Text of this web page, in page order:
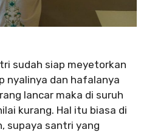
sudah siap meyetorkan
nyalinya dan hafalanya
lancar maka di suruh
kurang. Hal itu biasa di
supaya santri yang